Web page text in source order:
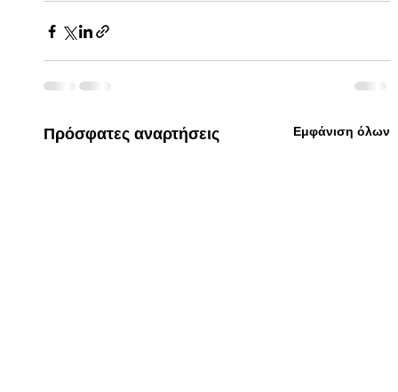
Πρόσφατες αναρτήσεις Εμφάνιση όλων